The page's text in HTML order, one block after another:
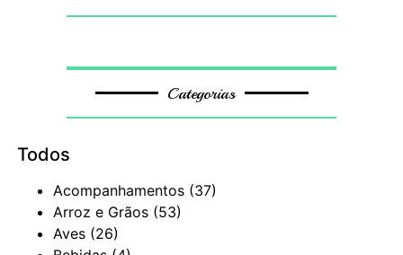
Categorias
Todos
Acompanhamentos (37)
Arroz e Grãos (53)
Aves (26)